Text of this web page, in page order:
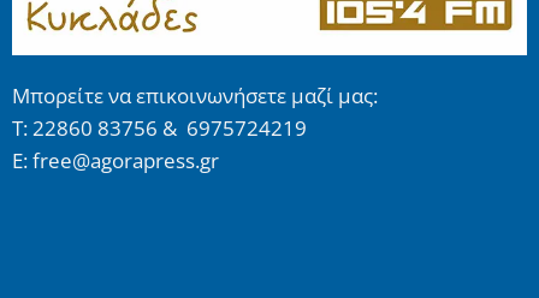
Μπορείτε να επικοινωνήσετε μαζί μας:
Τ: 22860 83756 & 6975724219
E: free@agorapress.gr